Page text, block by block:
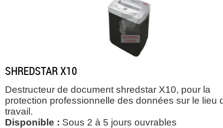
SHREDSTAR X10
Destructeur de document shredstar X10, pour la
protection professionnelle des données sur le lieu
travail.
Disponible : Sous 2 à 5 jours ouvrables